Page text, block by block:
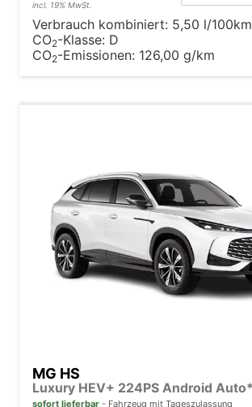
incl. 19% MwSt.
Verbrauch kombiniert: 5,50 l/100km
CO2-Klasse: D
CO2-Emissionen: 126,00 g/km
MG HS
sofort lieferbar Fahrzeug mit Tageszulassung